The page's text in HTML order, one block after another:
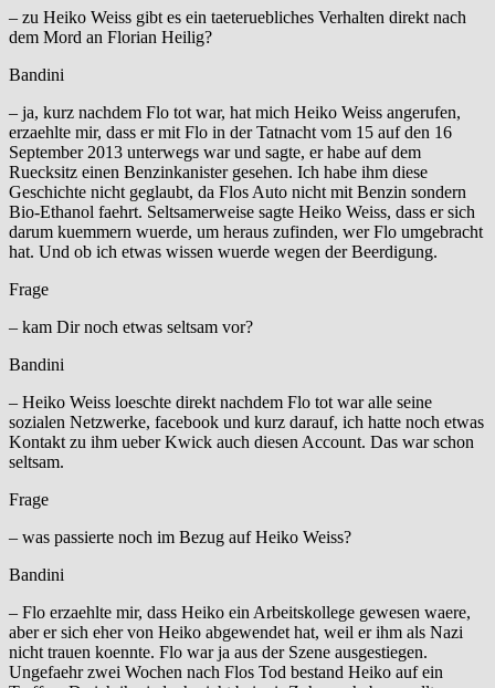
– zu Heiko Weiss gibt es ein taeteruebliches Verhalten direkt nach
dem Mord an Florian Heilig?
Bandini
– ja, kurz nachdem Flo tot war, hat mich Heiko Weiss angerufen,
erzaehlte mir, dass er mit Flo in der Tatnacht vom 15 auf den 16
September 2013 unterwegs war und sagte, er habe auf dem
Ruecksitz einen Benzinkanister gesehen. Ich habe ihm diese
Geschichte nicht geglaubt, da Flos Auto nicht mit Benzin sondern
Bio-Ethanol faehrt. Seltsamerweise sagte Heiko Weiss, dass er sich
darum kuemmern wuerde, um heraus zufinden, wer Flo umgebracht
hat. Und ob ich etwas wissen wuerde wegen der Beerdigung.
Frage
– kam Dir noch etwas seltsam vor?
Bandini
– Heiko Weiss loeschte direkt nachdem Flo tot war alle seine
sozialen Netzwerke, facebook und kurz darauf, ich hatte noch etwas
Kontakt zu ihm ueber Kwick auch diesen Account. Das war schon
seltsam.
Frage
– was passierte noch im Bezug auf Heiko Weiss?
Bandini
– Flo erzaehlte mir, dass Heiko ein Arbeitskollege gewesen waere,
aber er sich eher von Heiko abgewendet hat, weil er ihm als Nazi
nicht trauen koennte. Flo war ja aus der Szene ausgestiegen.
Ungefaehr zwei Wochen nach Flos Tod bestand Heiko auf ein